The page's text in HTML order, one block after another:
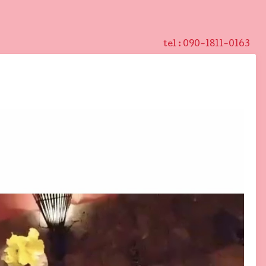
tel : 090-1811-0163